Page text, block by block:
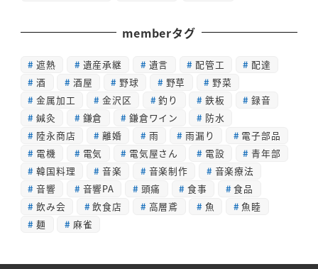
memberタグ
遮熱 遺産承継 遺言 配管工
配達
酒
酒屋 野球 野草
野菜
金属加工
金沢区 釣り 鉄板
録音
鍼灸
鎌倉 鎌倉ワイン
防水
陸永商店
離婚 雨 雨漏り
電子部品
電機
電気 電気屋さん 電設
青年部
韓国料理
音楽 音楽制作
音楽療法
音響
音響PA 頭痛 食事
食品
飲み会
飲食店 高層鳶 魚
魚睦
麺
麻雀